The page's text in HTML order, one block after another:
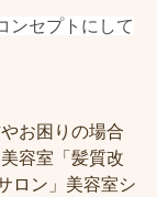
ンセプトにして
お困りの場合
容室「髪質改
ロン」美容室シ